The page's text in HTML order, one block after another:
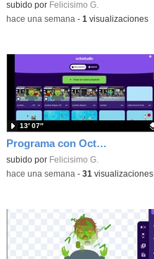
Contenido educativo.
subido por Felicisimo G.
-hace una semana - 1 visualizaciones
Programa con OctoStudio, un juego de disparos contra Zombies con un cargador basado en el House of the dead
Contenido educativo.
subido por Felicisimo G.
13′ 07″
-hace una semana - 31 visualizaciones